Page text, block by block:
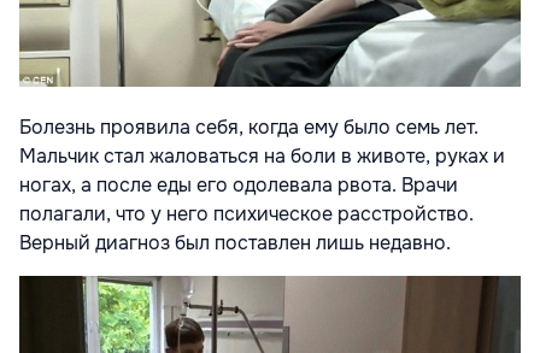
Болезнь проявила себя, когда ему было семь лет.
Мальчик стал жаловаться на боли в животе, руках и
ногах, а после еды его одолевала рвота. Врачи
полагали, что у него психическое расстройство.
Верный диагноз был поставлен лишь недавно.